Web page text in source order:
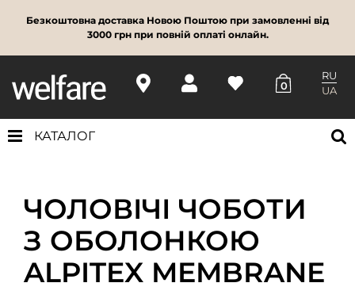
Безкоштовна доставка Новою Поштою при замовленні від
3000 грн при повній оплаті онлайн.
0
RU
UA
КАТАЛОГ
ЧОЛОВІЧІ ЧОБОТИ
З ОБОЛОНКОЮ
ALPITEX MEMBRANE